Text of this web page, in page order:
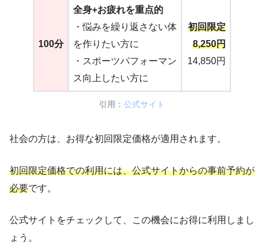
100分
全身+お疲れを重点的
・悩みを繰り返さない体
を作りたい方に
・スポーツパフォーマン
ス向上したい方に
初回限定
8,250円
14,850円
引用： 公式サイト
社会の方は、お得な初回限定価格が適用されます。
初回限定価格での利用には、公式サイトからの事前予約が
必要です。
公式サイトをチェックして、この機会にお得に利用しまし
ょう。